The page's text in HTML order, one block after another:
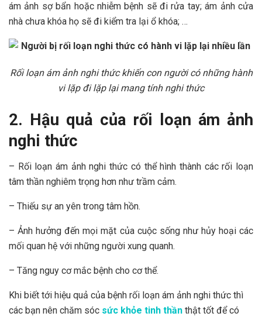
ám ảnh sợ bẩn hoặc nhiễm bệnh sẽ đi rửa tay; ám ảnh cửa
nhà chưa khóa họ sẽ đi kiểm tra lại ổ khóa; …
Rối loạn ám ảnh nghi thức khiến con người có những hành
vi lặp đi lặp lại mang tính nghi thức
2. Hậu quả của rối loạn ám ảnh
nghi thức
– Rối loạn ám ảnh nghi thức có thể hình thành các rối loạn
tâm thần nghiêm trọng hơn như trầm cảm.
– Thiếu sự an yên trong tâm hồn.
– Ảnh hưởng đến mọi mặt của cuộc sống như hủy hoại các
mối quan hệ với những người xung quanh.
– Tăng nguy cơ mắc bệnh cho cơ thể.
Khi biết tới hiệu quả của bệnh rối loạn ám ảnh nghi thức thì
các bạn nên chăm sóc sức khỏe tinh thần thật tốt để có